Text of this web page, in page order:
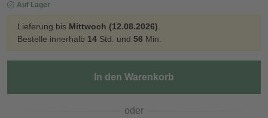
Auf Lager
Lieferung bis Mittwoch (12.08.2026).
Bestelle innerhalb 14 Std. und 56 Min.
In den Warenkorb
oder